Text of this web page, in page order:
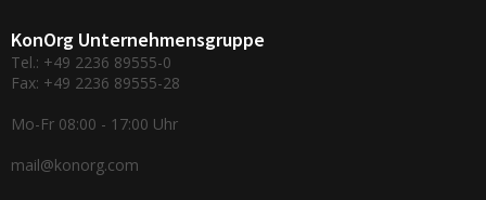
KonOrg Unternehmensgruppe
Tel.: +49 2236 89555-0
Fax: +49 2236 89555-28
Mo-Fr 08:00 - 17:00 Uhr
mail@konorg.com